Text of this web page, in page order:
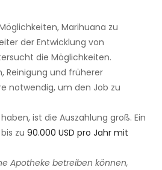
Marihuana zu
der Entwicklung von
die Möglichkeiten.
Reinigung und früherer
notwendig, um den Job zu
ist die Auszahlung groß. Ein
zu 90.000 USD pro Jahr mit
Apotheke betreiben können,